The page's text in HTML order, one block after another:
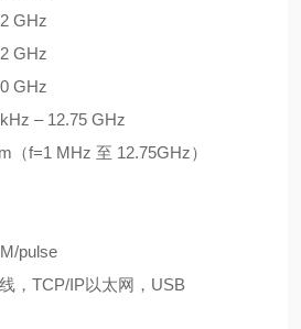
GHz
GHz
GHz
– 12.75 GHz
（f=1 MHz 至 12.75GHz）
pulse
，TCP/IP以太网，USB